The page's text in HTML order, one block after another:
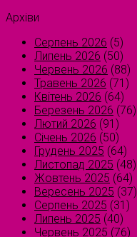
Архіви
Серпень 2026 (5)
Липень 2026 (50)
Червень 2026 (88)
Травень 2026 (71)
Квітень 2026 (64)
Березень 2026 (76)
Лютий 2026 (91)
Січень 2026 (50)
Грудень 2025 (64)
Листопад 2025 (48)
Жовтень 2025 (64)
Вересень 2025 (37)
Серпень 2025 (31)
Липень 2025 (40)
Червень 2025 (76)